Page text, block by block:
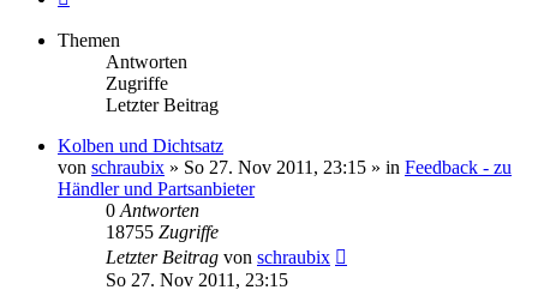
Themen
Antworten
Zugriffe
Letzter Beitrag
Kolben und Dichtsatz
von schraubix » So 27. Nov 2011, 23:15 » in Feedback - zu
Händler und Partsanbieter
0 Antworten
18755 Zugriffe
Letzter Beitrag von schraubix
So 27. Nov 2011, 23:15